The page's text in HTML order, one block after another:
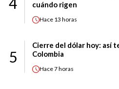
cuándo rigen
Hace 13 horas
5
Cierre del dólar hoy: así
Colombia
Hace7 horas